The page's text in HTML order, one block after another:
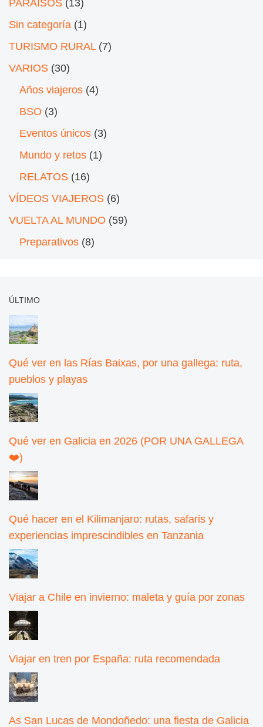
PARAISOS (13)
Sin categoría (1)
TURISMO RURAL(7)
VARIOS (30)
Años viajeros (4)
BSO (3)
Eventos únicos (3)
Mundo y retos (1)
RELATOS (16)
VÍDEOS VIAJEROS (6)
VUELTA AL MUNDO (59)
Preparativos (8)
ÚLTIMO
Qué ver en las Rías Baixas, por una gallega: ruta,
pueblos y playas
Qué ver en Galicia en 2026 (POR UNA GALLEGA
❤️)
Qué hacer en el Kilimanjaro: rutas, safaris y
experiencias imprescindibles en Tanzania
Viajar a Chile en invierno: maleta y guía por zonas
Viajar en tren por España: ruta recomendada
As San Lucas de Mondoñedo: una fiesta de Galicia